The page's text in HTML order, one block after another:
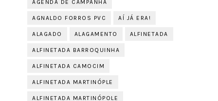
AGENDA DE CAMPANHA
AGNALDO FORROS PVC AÍ JÁ ERA!
ALAGADO ALAGAMENTO ALFINETADA
ALFINETADA BARROQUINHA
ALFINETADA CAMOCIM
ALFINETADA MARTINÓPLE
ALFINETADA MARTINÓPOLE